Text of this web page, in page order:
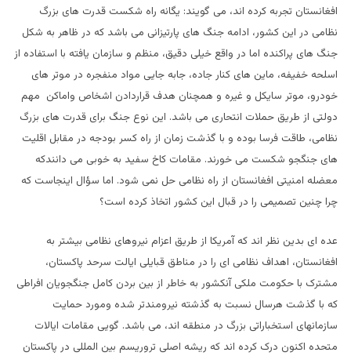
افغانستان تجربه کرده اند، می گویند: یگانه راه شکست قدرت های بزرگ
نظامی در این کشور، ادامه جنگ های پارتیزانی می باشد که در ظاهر به شکل
جنگ های پراکنده اما در واقع خیلی دقیق، منظم و سازمان یافته با استفاده از
اسلحه خفیفه، ماین های کنار جاده، جابه جایی مواد منفجره در موتر های
خودرو، موتر سایکل و غیره و همچنان هدف قراردادن اشخاص واماکن مهم
دولتی از طریق حملات انتحاری می باشد. این نوع جنگ برای قدرت های بزرگ
نظامی، طاقت فرسا بوده و با گذشت زمان از راه کسر بودجه در مقابل اقلیت
های جنگجو شکست می خورند. مقامات کاخ سفید به خوبی می دانندکه
معضله امنیتی افغانستان از راه نظامی حل نمی شود. اما سؤال اینجاست که
چرا چنین تصمیمی را در قبال این کشور اتخاذ کرده است؟
عده ای بدین نظر اند که آمریکا از طریق اعزام نیروهای نظامی بیشتر به
افغانستان، اهداف نظامی ای را در مناطق قبایلی ایالت سرحد پاکستان،
مشترک با حکومت ملکی آنکشور به خاطر از بین بردن کامل جنگجویان افراطی
که با گذشت هرسال نسبت به گذشته نیرومندتر شده ومورد حمایت
سازمانهای استخباراتی بزرگ در منطقه اند، می باشد. گویی مقامات ایالات
متحده اکنون درک کرده اند که ریشه اصلی تروریسم بین المللی در پاکستان